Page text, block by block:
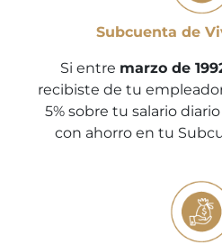
Subcuenta de
Si entre marzo de
recibiste de tu
5% sobre tu salario
con ahorro en tu